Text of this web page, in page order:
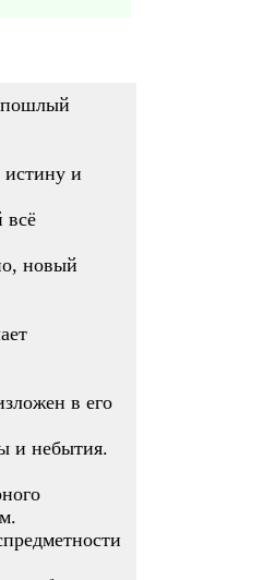
пошлый
истину и
всё
новый
в его
и небытия.